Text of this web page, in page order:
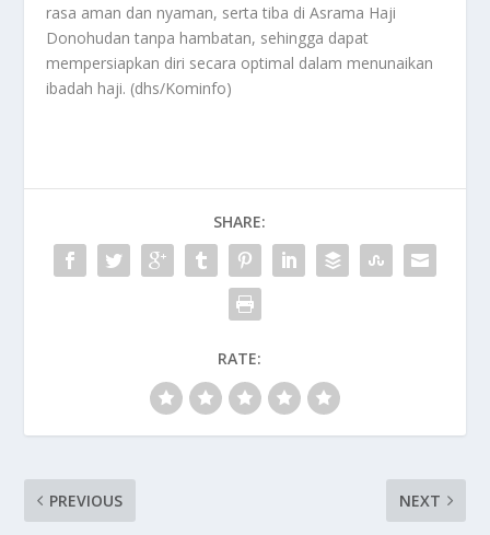
rasa aman dan nyaman, serta tiba di Asrama Haji
Donohudan tanpa hambatan, sehingga dapat
mempersiapkan diri secara optimal dalam menunaikan
ibadah haji. (dhs/Kominfo)
SHARE:
RATE:
PREVIOUS NEXT